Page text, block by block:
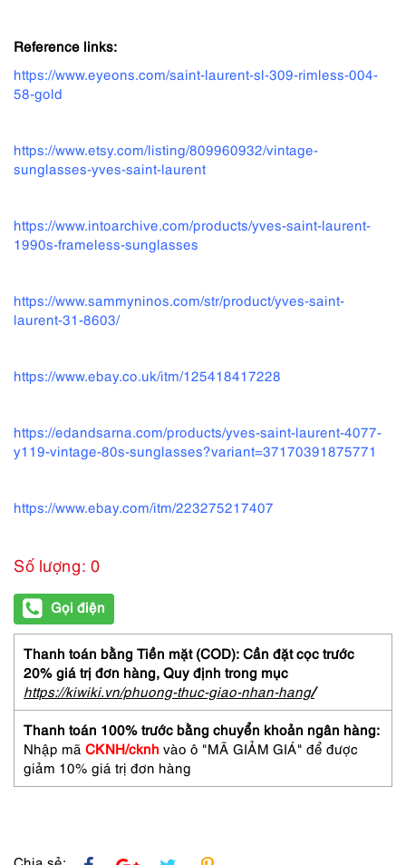
Reference links:
https://www.eyeons.com/saint-laurent-sl-309-rimless-004-
58-gold
https://www.etsy.com/listing/809960932/vintage-
sunglasses-yves-saint-laurent
https://www.intoarchive.com/products/yves-saint-laurent-
1990s-frameless-sunglasses
https://www.sammyninos.com/str/product/yves-saint-
laurent-31-8603/
https://www.ebay.co.uk/itm/125418417228
https://edandsarna.com/products/yves-saint-laurent-4077-
y119-vintage-80s-sunglasses?variant=37170391875771
https://www.ebay.com/itm/223275217407
Số lượng: 0
Gọi điện
Thanh toán bằng Tiền mặt (COD): Cần đặt cọc trước
20% giá trị đơn hàng, Quy định trong mục
https://kiwiki.vn/phuong-thuc-giao-nhan-hang/
Thanh toán 100% trước bằng chuyển khoản ngân hàng:
Nhập mã CKNH/cknh vào ô "MÃ GIẢM GIÁ" để được
giảm 10% giá trị đơn hàng